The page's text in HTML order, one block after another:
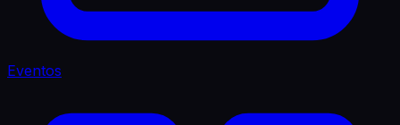
Eventos